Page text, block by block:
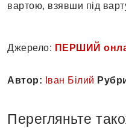
вартою, взявши під
Джерело: ПЕРШИЙ
Автор: Іван Білий
Перегляньте